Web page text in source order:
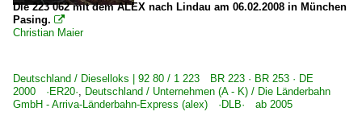
Die 223 062 mit dem ALEX nach Lindau am 06.02.2008 in München
Pasing. 
Christian Maier
Deutschland / Dieselloks | 92 80 / 1 223 BR 223 · BR 253 · DE
2000 ·ER20·, Deutschland / Unternehmen (A - K) / Die Länderbahn
GmbH - Arriva-Länderbahn-Express (alex) ·DLB· ab 2005